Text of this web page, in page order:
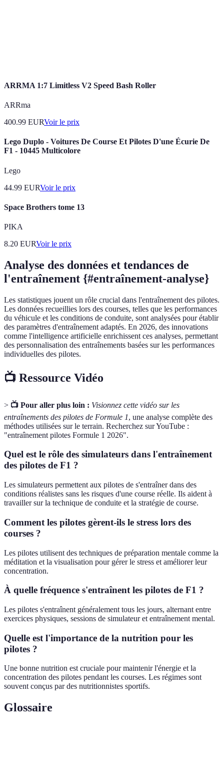
ARRMA 1:7 Limitless V2 Speed Bash Roller
ARRma
400.99 EURVoir le prix
Lego Duplo - Voitures De Course Et Pilotes D'une Écurie De
F1 - 10445 Multicolore
Lego
44.99 EURVoir le prix
Space Brothers tome 13
PIKA
8.20 EURVoir le prix
Analyse des données et tendances de
l'entraînement {#entraînement-analyse}
Les statistiques jouent un rôle crucial dans l'entraînement des pilotes.
Les données recueillies lors des courses, telles que les performances
du véhicule et les conditions de conduite, sont analysées pour établir
des paramètres d'entraînement adaptés. En 2026, des innovations
comme l'intelligence artificielle enrichissent ces analyses, permettant
des personnalisation des entraînements basées sur les performances
individuelles des pilotes.
📺 Ressource Vidéo
> 📺 Pour aller plus loin : Visionnez cette vidéo sur les
entraînements des pilotes de Formule 1, une analyse complète des
méthodes utilisées sur le terrain. Recherchez sur YouTube :
"entraînement pilotes Formule 1 2026".
Quel est le rôle des simulateurs dans l'entraînement
des pilotes de F1 ?
Les simulateurs permettent aux pilotes de s'entraîner dans des
conditions réalistes sans les risques d'une course réelle. Ils aident à
travailler sur la technique de conduite et la stratégie de course.
Comment les pilotes gèrent-ils le stress lors des
courses ?
Les pilotes utilisent des techniques de préparation mentale comme la
méditation et la visualisation pour gérer le stress et améliorer leur
concentration.
À quelle fréquence s'entraînent les pilotes de F1 ?
Les pilotes s'entraînent généralement tous les jours, alternant entre
exercices physiques, sessions de simulateur et entraînement mental.
Quelle est l'importance de la nutrition pour les
pilotes ?
Une bonne nutrition est cruciale pour maintenir l'énergie et la
concentration des pilotes pendant les courses. Les régimes sont
souvent conçus par des nutritionnistes sportifs.
Glossaire